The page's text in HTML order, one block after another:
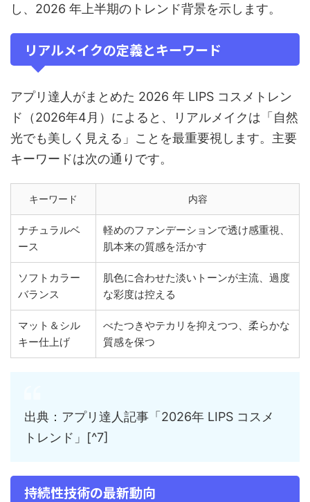
し、2026 年上半期のトレンド背景を示します。
リアルメイクの定義とキーワード
アプリ達人がまとめた 2026 年 LIPS コスメトレン
ド（2026年4月）によると、リアルメイクは「自然
光でも美しく見える」ことを最重要視します。主要
キーワードは次の通りです。
キーワード 内容
ナチュラルベ
ース
軽めのファンデーションで透け感重視、
肌本来の質感を活かす
ソフトカラー
バランス
肌色に合わせた淡いトーンが主流、過度
な彩度は控える
マット＆シル
キー仕上げ
べたつきやテカリを抑えつつ、柔らかな
質感を保つ
出典：アプリ達人記事「2026年 LIPS コスメ
トレンド」[^7]
持続性技術の最新動向